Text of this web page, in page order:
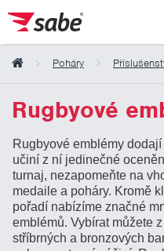
Poháry
Rugbyové
Rugbyové emblémy
učiní z ní jedinečné
turnaj, nezapomeňte na
medaile a poháry. Kromě
pořadí nabízíme značné
emblémů. Vybírat můžete
stříbrných a bronzových
Obsah košíku
Košík zeje